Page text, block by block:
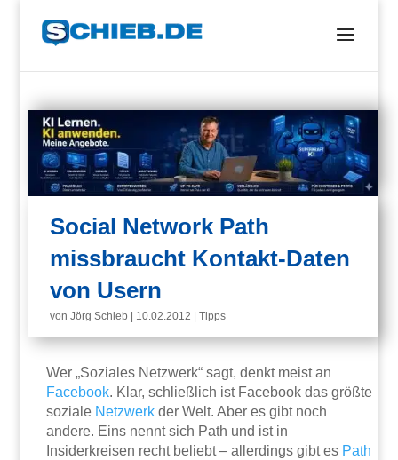
Social Network Path
missbraucht Kontakt-Daten
von Usern
vonJörg Schieb 10.02.2012 |Tipps
Wer „Soziales Netzwerk“ sagt, denkt meist an
Facebook. Klar, schließlich ist Facebook das größte
soziale Netzwerk der Welt. Aber es gibt noch
andere. Eins nennt sich Path und ist in
Insiderkreisen recht beliebt – allerdings gibt es Path